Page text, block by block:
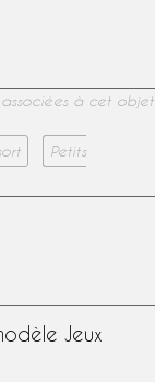
à cet objet
Petits
Jeux